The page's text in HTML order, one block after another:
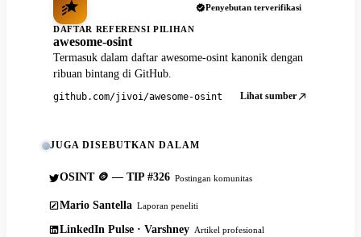
Penyebutan terverifikasi
DAFTAR REFERENSI PILIHAN
awesome-osint
Termasuk dalam daftar awesome-osint kanonik dengan
ribuan bintang di GitHub.
github.com/jivoi/awesome-osint Lihat sumber
JUGA DISEBUTKAN DALAM
OSINT 🪙 — TIP #326 Postingan komunitas
Mario Santella Laporan peneliti
LinkedIn Pulse · Varshney Artikel profesional